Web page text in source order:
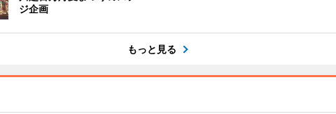
ジ企画
もっと見る